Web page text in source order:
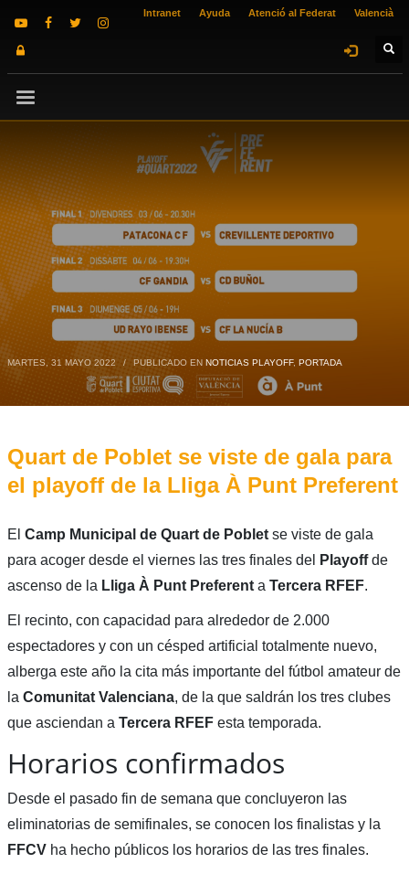
Intranet Ayuda Atenció al Federat Valencià
MARTES, 31 MAYO 2022 / PUBLICADO EN NOTICIAS PLAYOFF, PORTADA
Quart de Poblet se viste de gala para
el playoff de la Lliga À Punt Preferent
El Camp Municipal de Quart de Pobletse viste de gala
para acoger desde el viernes las tres finales del
Playoffde
ascenso de la Lliga À Punt Preferenta Tercera RFEF.
El recinto, con capacidad para alrededor de 2.000
espectadores y con un césped artificial totalmente nuevo,
alberga este año la cita más importante del fútbol amateur de
la Comunitat Valenciana, de la que saldrán los tres clubes
que asciendan a Tercera RFEFesta temporada.
Horarios confirmados
Desde el pasado fin de semana que concluyeron las
eliminatorias de semifinales, se conocen los finalistas y la
FFCVha hecho públicos los horarios de las tres finales.